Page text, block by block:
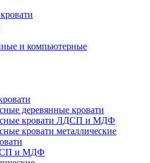
и компьютерные
деревянные кровати
кровати ЛДСП и МДФ
кровати металлические
и МДФ